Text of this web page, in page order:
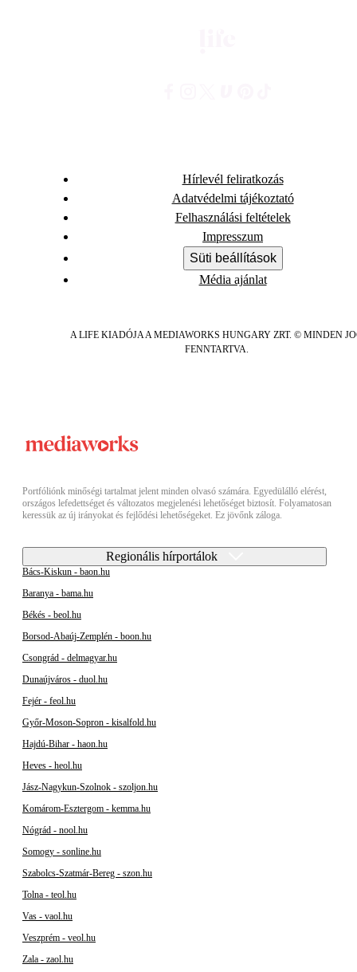
Hírlevél feliratkozás
Adatvédelmi tájékoztató
Felhasználási feltételek
Impresszum
Süti beállítások
Média ajánlat
A LIFE KIADÓJA A MEDIAWORKS HUNGARY ZRT. © MINDEN
FENNTARTVA.
Portfóliónk minőségi tartalmat jelent minden olvasó számára. Egyedülálló elérést,
országos lefedettséget és változatos megjelenési lehetőséget biztosít. Folyamatosan
keressük az új irányokat és fejlődési lehetőségeket. Ez jövőnk záloga.
Regionális hírportálok
Bács-Kiskun - baon.hu
Baranya - bama.hu
Békés - beol.hu
Borsod-Abaúj-Zemplén - boon.hu
Csongrád - delmagyar.hu
Dunaújváros - duol.hu
Fejér - feol.hu
Győr-Moson-Sopron - kisalfold.hu
Hajdú-Bihar - haon.hu
Heves - heol.hu
Jász-Nagykun-Szolnok - szoljon.hu
Komárom-Esztergom - kemma.hu
Nógrád - nool.hu
Somogy - sonline.hu
Szabolcs-Szatmár-Bereg - szon.hu
Tolna - teol.hu
Vas - vaol.hu
Veszprém - veol.hu
Zala - zaol.hu